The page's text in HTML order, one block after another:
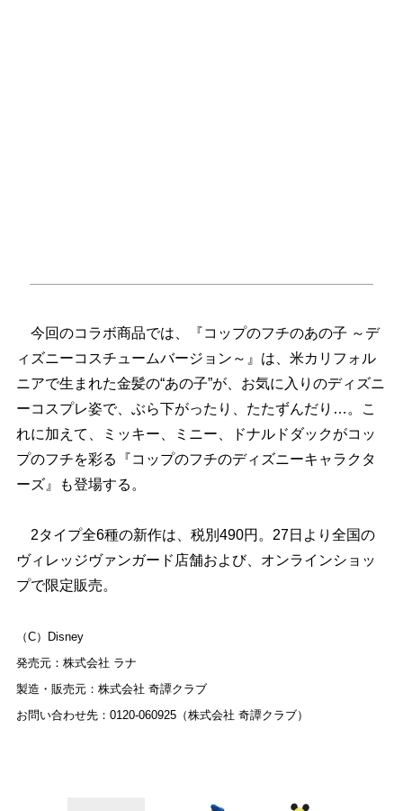
今回のコラボ商品では、『コップのフチのあの子 ～デ
ィズニーコスチュームバージョン～』は、米カリフォル
ニアで生まれた金髪の“あの子”が、お気に入りのディズニ
ーコスプレ姿で、ぶら下がったり、たたずんだり…。こ
れに加えて、ミッキー、ミニー、ドナルドダックがコッ
プのフチを彩る『コップのフチのディズニーキャラクタ
ーズ』も登場する。
2タイプ全6種の新作は、税別490円。27日より全国の
ヴィレッジヴァンガード店舗および、オンラインショッ
プで限定販売。
（C）Disney
発売元：株式会社 ラナ
製造・販売元：株式会社 奇譚クラブ
お問い合わせ先：0120-060925（株式会社 奇譚クラブ）